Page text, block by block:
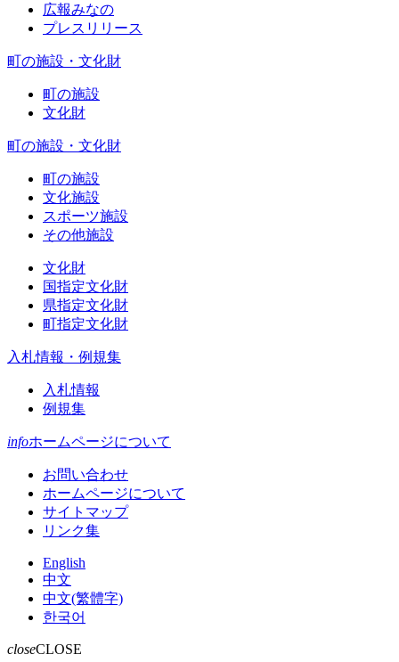
広報みなの
プレスリリース
町の施設・文化財
町の施設
文化財
町の施設・文化財
町の施設
文化施設
スポーツ施設
その他施設
文化財
国指定文化財
県指定文化財
町指定文化財
入札情報・例規集
入札情報
例規集
infoホームページについて
お問い合わせ
ホームページについて
サイトマップ
リンク集
English
中文
中文(繁體字)
한국어
closeCLOSE